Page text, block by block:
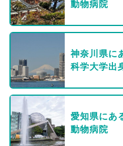
動物病院
神奈川県に
科学大学出
愛知県にあ
動物病院